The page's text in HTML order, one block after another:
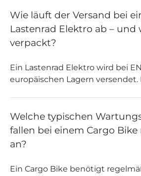
Einkäufen, Kindern oder Gepäck.
Kombinationen mit einem
die Herstellerangaben zur
achten. Die richtige
einem lastenrad e bike.
Wie läuft der Versand bei
Lastenrad Elektro ab – und
verpackt?
Ein Lastenrad Elektro wird bei
europäischen Lagern versendet.
erfolgt am 3. Werktag. Die
Regel 3–7 Werktage. Das Cargo
vormontiert in einem stabilen
Schutzmaterial geliefert. Lenker
Welche typischen
fallen bei einem Cargo
an?
Ein Cargo Bike benötigt